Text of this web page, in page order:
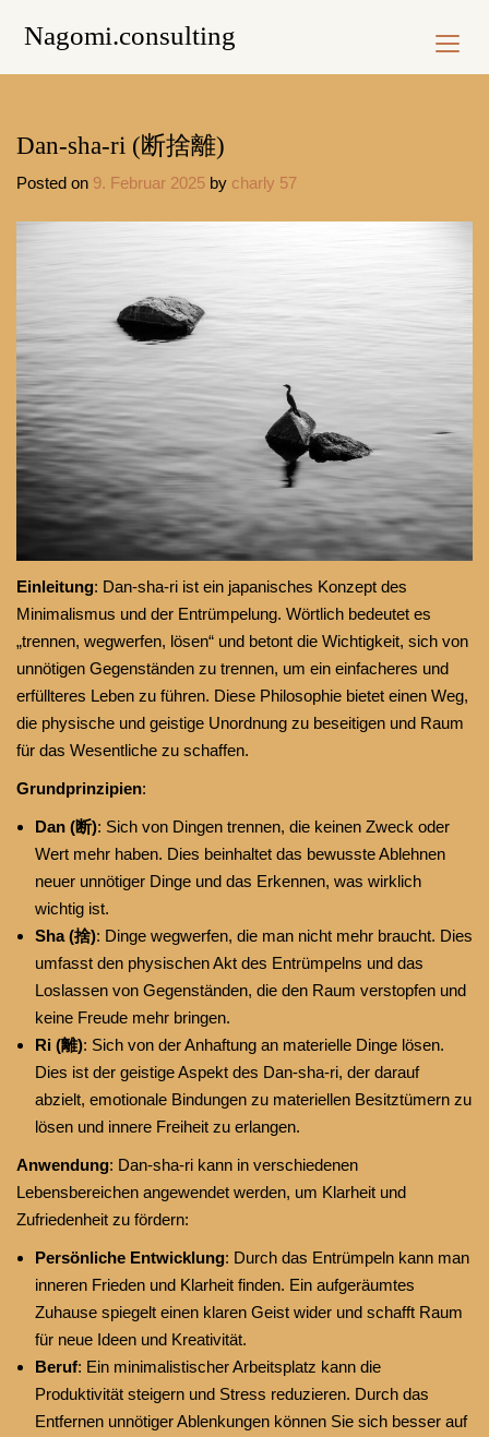
Nagomi.consulting
Dan-sha-ri (断捨離)
Posted on 9. Februar 2025 by charly 57
Einleitung: Dan-sha-ri ist ein japanisches Konzept des
Minimalismus und der Entrümpelung. Wörtlich bedeutet es
„trennen, wegwerfen, lösen“ und betont die Wichtigkeit, sich von
unnötigen Gegenständen zu trennen, um ein einfacheres und
erfüllteres Leben zu führen. Diese Philosophie bietet einen Weg,
die physische und geistige Unordnung zu beseitigen und Raum
für das Wesentliche zu schaffen.
Grundprinzipien:
Dan (断): Sich von Dingen trennen, die keinen Zweck oder
Wert mehr haben. Dies beinhaltet das bewusste Ablehnen
neuer unnötiger Dinge und das Erkennen, was wirklich
wichtig ist.
Sha (捨): Dinge wegwerfen, die man nicht mehr braucht. Dies
umfasst den physischen Akt des Entrümpelns und das
Loslassen von Gegenständen, die den Raum verstopfen und
keine Freude mehr bringen.
Ri (離): Sich von der Anhaftung an materielle Dinge lösen.
Dies ist der geistige Aspekt des Dan-sha-ri, der darauf
abzielt, emotionale Bindungen zu materiellen Besitztümern zu
lösen und innere Freiheit zu erlangen.
Anwendung: Dan-sha-ri kann in verschiedenen
Lebensbereichen angewendet werden, um Klarheit und
Zufriedenheit zu fördern:
Persönliche Entwicklung: Durch das Entrümpeln kann man
inneren Frieden und Klarheit finden. Ein aufgeräumtes
Zuhause spiegelt einen klaren Geist wider und schafft Raum
für neue Ideen und Kreativität.
Beruf: Ein minimalistischer Arbeitsplatz kann die
Produktivität steigern und Stress reduzieren. Durch das
Entfernen unnötiger Ablenkungen können Sie sich besser auf